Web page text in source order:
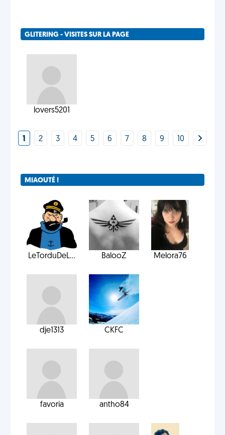
GLITERING - VISITES SUR LA PAGE
lovers5201
1 2 3 4 5 6 7 8 9 10
MIAOUTÉ !
LeTorduDeL... BalooZ Melora76
dje1313 CKFC
favoria antho84